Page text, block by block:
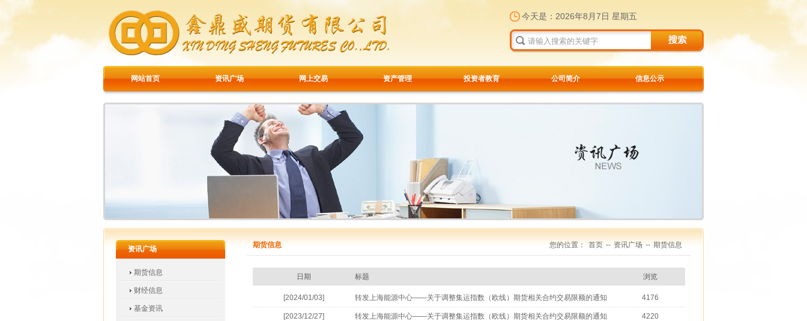
今天是： 2026年8月7日 星期五
网站首页 资讯广场 网上交易 资产管理 投资者教育 公司简介 信息公示
资讯广场
期货信息
财经信息
基金资讯
期货信息 您的位置： 首页 -- 资讯广场 -- 期货信息
日期 标题 浏览
[2024/01/03] 转发上海能源中心——关于调整集运指数（欧线）期货相关合约交易限额的通知 4176
[2023/12/27] 转发上海能源中心——关于调整集运指数（欧线）期货相关合约交易限额的通知 4220